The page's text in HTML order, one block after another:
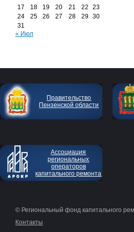
17
18 19 20 21 22
23
24
25 26 27 28 29
30
31
« Июл
Правительство
Пензенской области
Ассоциация
региональных
операторов
капитального ремонта
© Региональный фонд капитального
Контакты